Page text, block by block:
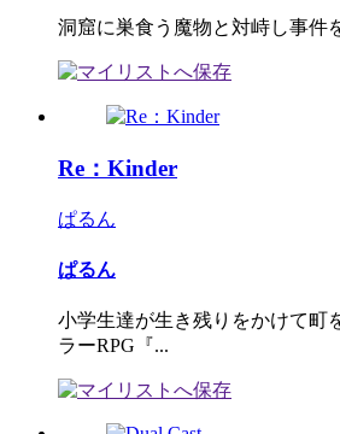
洞窟に巣食う魔物と対峙し事件
Re：Kinder
ぱるん
ぱるん
小学生達が生き残りをかけて町
ラーRPG『...